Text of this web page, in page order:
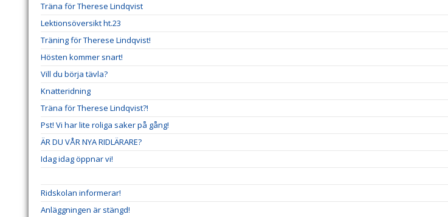
Träna för Therese Lindqvist
Lektionsöversikt ht.23
Träning för Therese Lindqvist!
Hösten kommer snart!
Vill du börja tävla?
Knatteridning
Träna för Therese Lindqvist?!
Pst! Vi har lite roliga saker på gång!
ÄR DU VÅR NYA RIDLÄRARE?
Idag idag öppnar vi!
Ridskolan informerar!
Anläggningen är stängd!